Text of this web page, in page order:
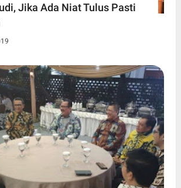
Jika Ada Niat Tulus Pasti